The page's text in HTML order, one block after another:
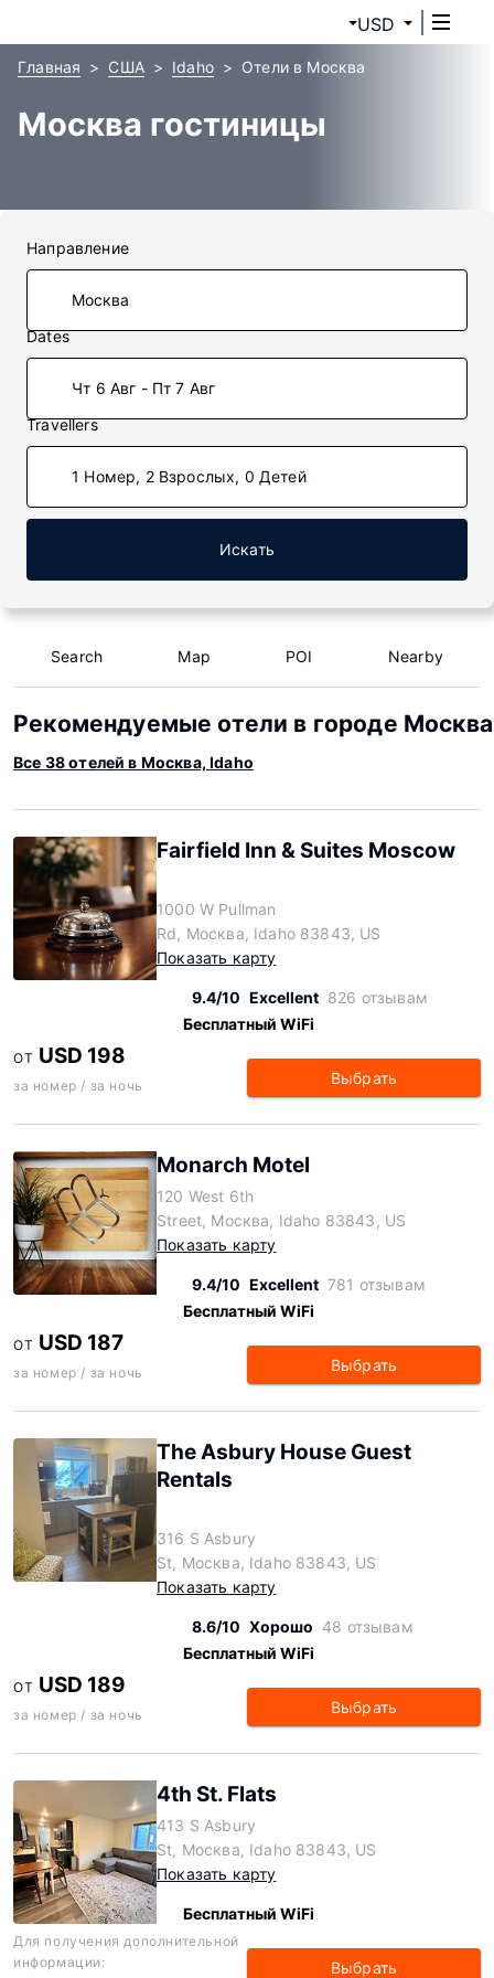
USD
Главная США Idaho Отели в Москва
Москва гостиницы
Направление
Dates
Чт 6 Авг - Пт 7 Авг
Travellers
1 Номер, 2 Взрослых, 0 Детей
Искать
Search Map POI Nearby
Рекомендуемые отели в городе
Все 38 отелей в Москва, Idaho
Fairfield Inn & Suites Moscow
1000 W Pullman
Rd, Москва, Idaho 83843, US
Показать карту
9.4/10 Excellent 826 отзывам
Бесплатный WiFi
ОТ USD 198
за номер / за ночь Выбрать
Monarch Motel
120 West 6th
Street, Москва, Idaho 83843, US
Показать карту
9.4/10 Excellent 781 отзывам
Бесплатный WiFi
ОТ USD 187
за номер / за ночь Выбрать
The Asbury House Guest
Rentals
316 S Asbury
St, Москва, Idaho 83843, US
Показать карту
8.6/10 Хорошо 48 отзывам
Бесплатный WiFi
ОТ USD 189
за номер / за ночь Выбрать
4th St. Flats
413 S Asbury
St, Москва, Idaho 83843, US
Показать карту
Бесплатный WiFi
Для получения дополнительной
информации:
Выбрать